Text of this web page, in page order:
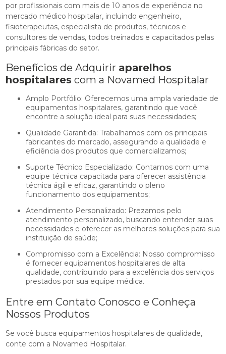
por profissionais com mais de 10 anos de experiência no
mercado médico hospitalar, incluindo engenheiro,
fisioterapeutas, especialista de produtos, técnicos e
consultores de vendas, todos treinados e capacitados pelas
principais fábricas do setor.
Benefícios de Adquirir aparelhos
hospitalares com a Novamed Hospitalar
Amplo Portfólio: Oferecemos uma ampla variedade de
equipamentos hospitalares, garantindo que você
encontre a solução ideal para suas necessidades;
Qualidade Garantida: Trabalhamos com os principais
fabricantes do mercado, assegurando a qualidade e
eficiência dos produtos que comercializamos;
Suporte Técnico Especializado: Contamos com uma
equipe técnica capacitada para oferecer assistência
técnica ágil e eficaz, garantindo o pleno
funcionamento dos equipamentos;
Atendimento Personalizado: Prezamos pelo
atendimento personalizado, buscando entender suas
necessidades e oferecer as melhores soluções para sua
instituição de saúde;
Compromisso com a Excelência: Nosso compromisso
é fornecer equipamentos hospitalares de alta
qualidade, contribuindo para a excelência dos serviços
prestados por sua equipe médica.
Entre em Contato Conosco e Conheça
Nossos Produtos
Se você busca equipamentos hospitalares de qualidade,
conte com a Novamed Hospitalar.